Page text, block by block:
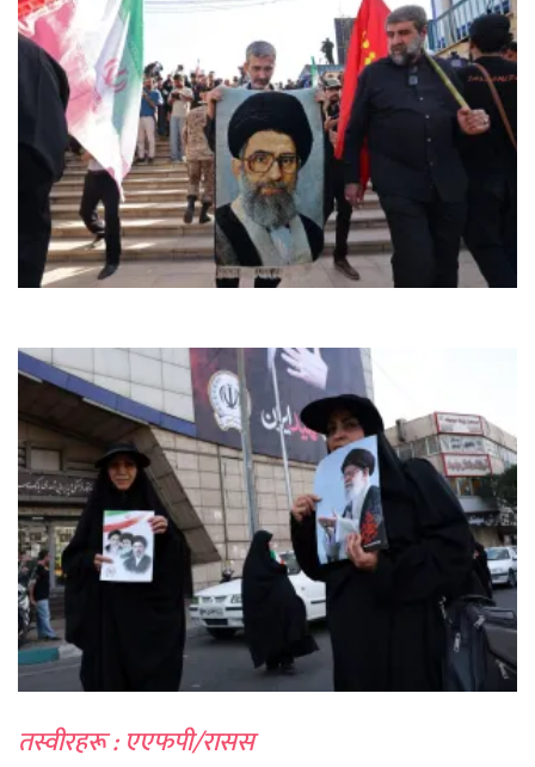
तस्वीरहरू : एएफपी/रासस